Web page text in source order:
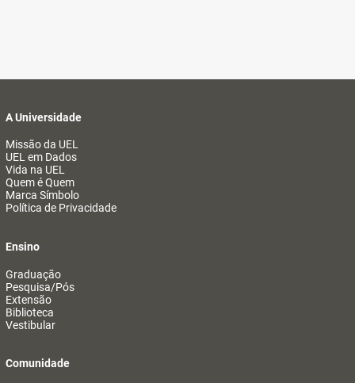
A Universidade
Missão da UEL
UEL em Dados
Vida na UEL
Quem é Quem
Marca Símbolo
Política de Privacidade
Ensino
Graduação
Pesquisa/Pós
Extensão
Biblioteca
Vestibular
Comunidade